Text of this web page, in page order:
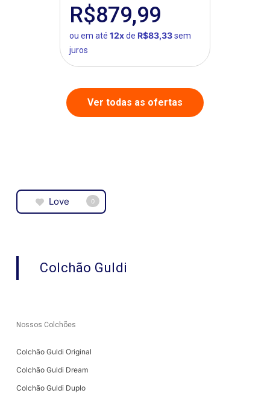
R$879,99
ou em até 12xde R$83,33sem
juros
Ver todas as ofertas
Love 0
Colchão Guldi
Nossos Colchões
Colchão Guldi Original
Colchão Guldi Dream
Colchão Guldi Duplo